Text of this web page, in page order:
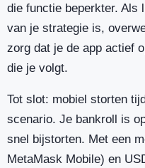
die functie beperkter. Als
van je strategie is,
zorg dat je de app actief
die je volgt.
Tot slot: mobiel storten
scenario. Je bankroll is
snel bijstorten. Met een
MetaMask Mobile) en